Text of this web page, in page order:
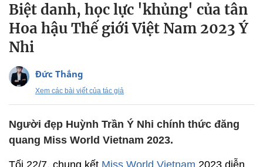
Biệt danh, học lực 'khủng' của tân
Hoa hậu Thế giới Việt Nam 2023 Ý
Nhi
Đức Thắng
Xem các bài viết của tác giả
Người đẹp Huỳnh Trần Ý Nhi chính thức đăng
quang Miss World Vietnam 2023.
Tối 22/7, chung kết Miss World Vietnam 2023 diễn